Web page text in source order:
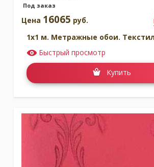
Под заказ
Цена 16065 руб.
1x1 м. Метражные обои.
Быстрый просмотр
Купить